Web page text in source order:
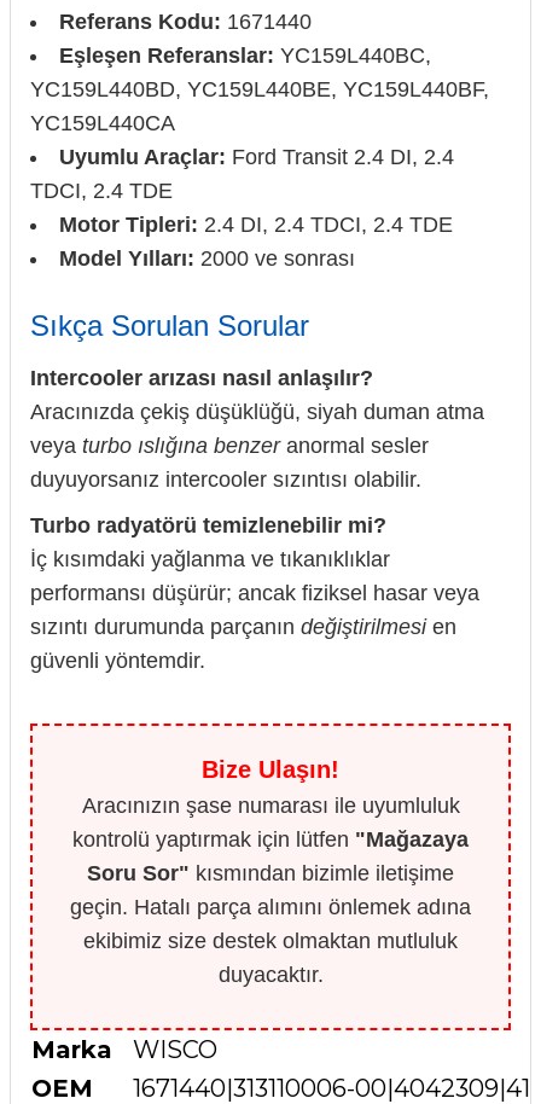
Referans Kodu: 1671440
Eşleşen Referanslar: YC159L440BC,
YC159L440BD, YC159L440BE, YC159L440BF,
YC159L440CA
Uyumlu Araçlar: Ford Transit 2.4 DI, 2.4
TDCI, 2.4 TDE
Motor Tipleri: 2.4 DI, 2.4 TDCI, 2.4 TDE
Model Yılları: 2000 ve sonrası
Sıkça Sorulan Sorular
Intercooler arızası nasıl anlaşılır?
Aracınızda çekiş düşüklüğü, siyah duman atma
veya turbo ıslığına benzeranormal sesler
duyuyorsanız intercooler sızıntısı olabilir.
Turbo radyatörü temizlenebilir mi?
İç kısımdaki yağlanma ve tıkanıklıklar
performansı düşürür; ancak fiziksel hasar veya
sızıntı durumunda parçanın değiştirilmesien
güvenli yöntemdir.
Bize Ulaşın!
Aracınızın şase numarası ile uyumluluk
kontrolü yaptırmak için lütfen "Mağazaya
Soru Sor" kısmından bizimle iletişime
geçin. Hatalı parça alımını önlemek adına
ekibimiz size destek olmaktan mutluluk
duyacaktır.
Marka
WISCO
OEM
1671440|313110006-